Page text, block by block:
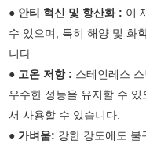
● 안티 혁신 및 항산화 : 이
수 있으며, 특히 해양 및 화
니다.
● 고온 저항 : 스테인레스
우수한 성능을 유지할 수
서 사용할 수 있습니다.
● 가벼움: 강한 강도에도 불